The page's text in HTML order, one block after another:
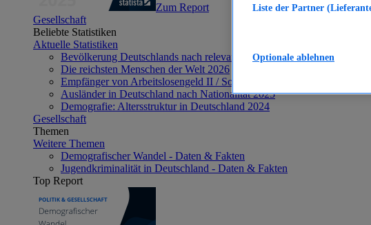
Zum Report
Gesellschaft
Beliebte Statistiken
Aktuelle Statistiken
Bevölkerung Deutschlands nach relevanten Altersgruppen 2024
Die reichsten Menschen der Welt 2026
Empfänger von Arbeitslosengeld II / Sozialgeld / Bürgergeld in
Ausländer in Deutschland nach Nationalität 2025
Demografie: Altersstruktur in Deutschland 2024
Gesellschaft
Themen
Weitere Themen
Demografischer Wandel - Daten & Fakten
Jugendkriminalität in Deutschland - Daten & Fakten
Top Report
Liste der Partner
Optionale ablehnen